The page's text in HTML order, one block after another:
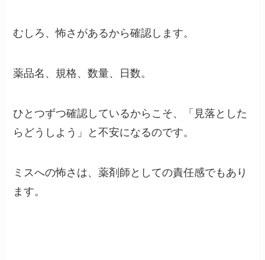
むしろ、怖さがあるから確認します。
薬品名、規格、数量、日数。
ひとつずつ確認しているからこそ、「見落とした
らどうしよう」と不安になるのです。
ミスへの怖さは、薬剤師としての責任感でもあり
ます。